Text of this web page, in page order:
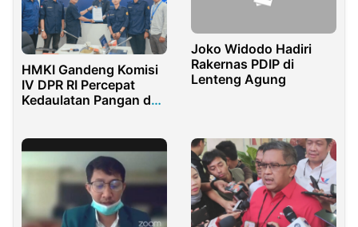
HMKI Gandeng Komisi
IV DPR RI Percepat
Kedaulatan Pangan dan
Joko Widodo Hadiri
Rakernas PDIP di
Lenteng Agung